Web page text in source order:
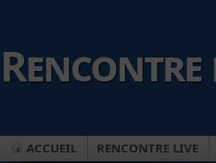
Rencontre
ACCUEIL RENCONTRE LIVE